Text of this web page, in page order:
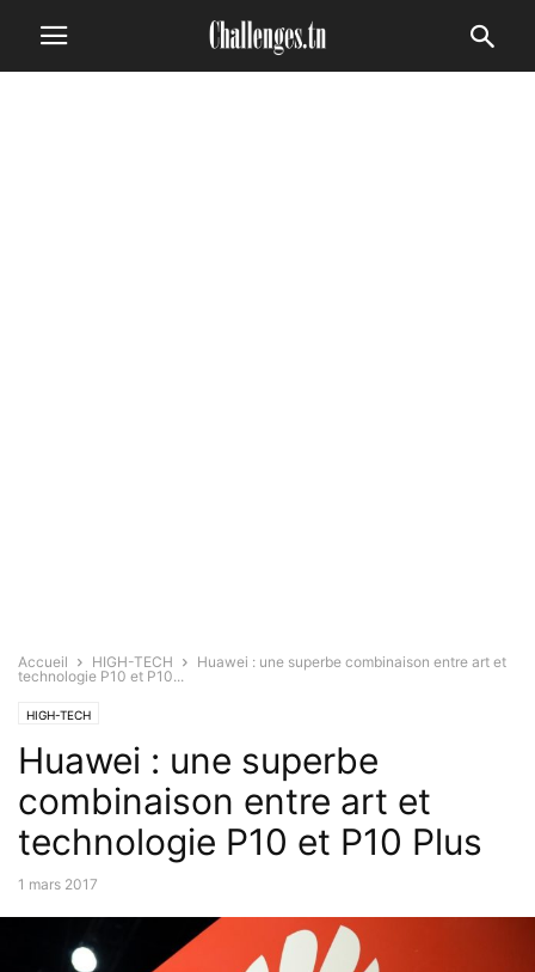
Accueil HIGH-TECH
Huawei : une superbe combinaison entre art et
technologie P10 et P10...
HIGH-TECH
Huawei : une superbe
combinaison entre art et
technologie P10 et P10 Plus
1 mars 2017